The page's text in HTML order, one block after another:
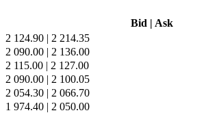
Bid | Ask
2 124.90 | 2 214.35
2 090.00 | 2 136.00
2 115.00 | 2 127.00
2 090.00 | 2 100.05
2 054.30 | 2 066.70
1 974.40 | 2 050.00